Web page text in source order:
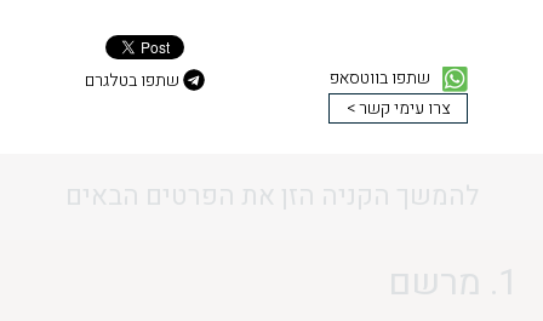
שתפו בווטסאפ
שתפו בטלגרם
צרו עימי קשר >
להמשך הקניה הזן את הפרטים הבאים
1. מרשם